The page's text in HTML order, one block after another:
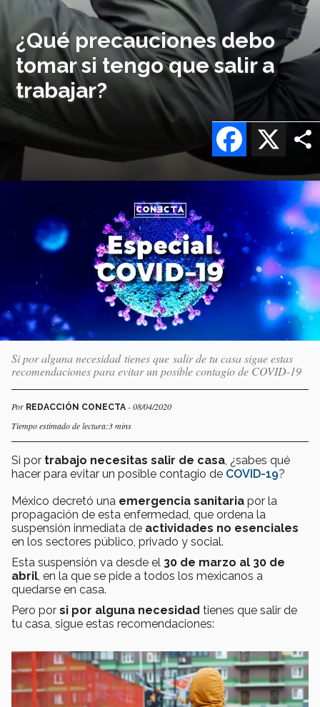
¿Qué precauciones debo
tomar si tengo que salir a
trabajar?
X
Facebook
Si por alguna necesidad tienes que salir de tu casa sigue estas
recomendaciones para evitar un posible contagio de COVID-19
Por REDACCIÓN CONECTA - 08/04/2020
Tiempo estimado de lectura:3 mins
Si por trabajo necesitas salir de casa , ¿sabes qué
hacer para evitar un posible contagio de COVID-19?
México decretó una emergencia sanitaria por la
propagación de esta enfermedad, que ordena la
suspensión inmediata de actividades no esenciales
en los sectores público, privado y social.
Esta suspensión va desde el 30 de marzo al 30 de
abril , en la que se pide a todos los mexicanos a
quedarse en casa.
Pero por si por alguna necesidad tienes que salir de
tu casa, sigue estas recomendaciones: